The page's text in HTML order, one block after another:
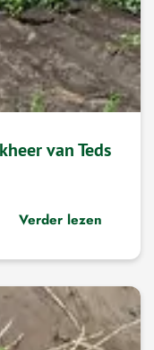
van Teds
Verder lezen